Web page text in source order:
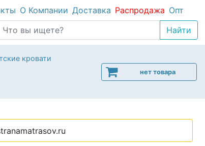
О Компании Доставка Распродажа Опт
кровати
нет товара